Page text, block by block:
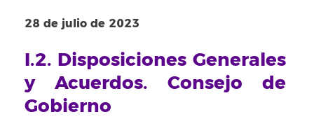
28 de julio de 2023
I.2. Disposiciones Generales
y Acuerdos. Consejo de
Gobierno